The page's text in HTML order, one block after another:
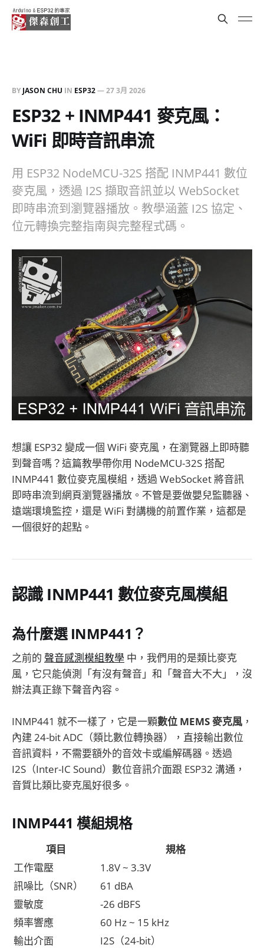
BY JASON CHU IN ESP32—27 3月 2026
ESP32 + INMP441 麥克風：
WiFi 即時音訊串流
用 ESP32 NodeMCU-32S 搭配 INMP441 數位
麥克風，透過 I2S 擷取音訊並以 WebSocket
即時串流到瀏覽器播放。教學涵蓋 I2S 協定、
位元轉換完整指南與完整程式碼。
想讓 ESP32 變成一個 WiFi 麥克風，在瀏覽器上即時聽
到聲音嗎？這篇教學帶你用 NodeMCU-32S 搭配
INMP441 數位麥克風模組，透過 WebSocket 將音訊
即時串流到網頁瀏覽器播放。不管是要做嬰兒監聽器、
遠端環境監控，還是 WiFi 對講機的前置作業，這都是
一個很好的起點。
認識 INMP441 數位麥克風模組
為什麼選 INMP441？
之前的 聲音感測模組教學 中，我們用的是類比麥克
風，它只能偵測「有沒有聲音」和「聲音大不大」，沒
辦法真正錄下聲音內容。
INMP441 就不一樣了，它是一顆數位 MEMS 麥克風 ，
內建 24-bit ADC（類比數位轉換器），直接輸出數位
音訊資料，不需要額外的音效卡或編解碼器。透過
I2S（Inter-IC Sound）數位音訊介面跟 ESP32 溝通，
音質比類比麥克風好很多。
INMP441 模組規格
項目
規格
工作電壓
1.8V ~ 3.3V
訊噪比（SNR）
61 dBA
靈敏度
-26 dBFS
頻率響應
60 Hz ~ 15 kHz
輸出介面
I2S（24-bit）